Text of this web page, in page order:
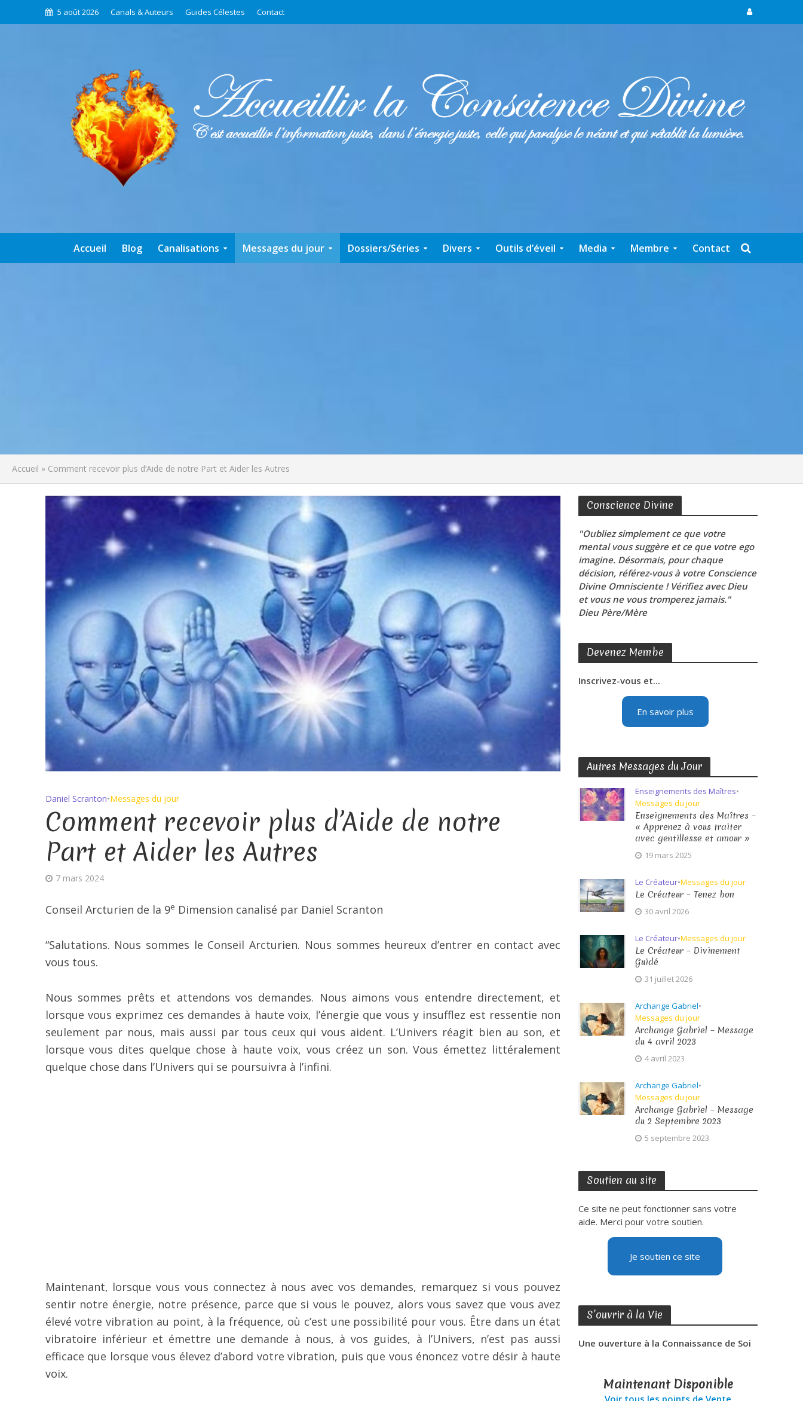
5 août 2026 Canals & Auteurs Guides Célestes Contact
Accueil Blog Canalisations Messages du jour Dossiers/Séries Divers Outils d’éveil Media Membre Contact
Accueil » Comment recevoir plus d’Aide de notre Part et Aider les Autres
Daniel Scranton•Messages du jour
Comment recevoir plus d’Aide de notre
Part et Aider les Autres
7 mars 2024
Conseil Arcturien de la 9e Dimension canalisé par Daniel Scranton
“Salutations. Nous sommes le Conseil Arcturien. Nous sommes heureux d’entrer en contact avec
vous tous.
Nous sommes prêts et attendons vos demandes. Nous aimons vous entendre directement, et
lorsque vous exprimez ces demandes à haute voix, l’énergie que vous y insufflez est ressentie non
seulement par nous, mais aussi par tous ceux qui vous aident. L’Univers réagit bien au son, et
lorsque vous dites quelque chose à haute voix, vous créez un son. Vous émettez littéralement
quelque chose dans l’Univers qui se poursuivra à l’infini.
Maintenant, lorsque vous vous connectez à nous avec vos demandes, remarquez si vous pouvez
sentir notre énergie, notre présence, parce que si vous le pouvez, alors vous savez que vous avez
élevé votre vibration au point, à la fréquence, où c’est une possibilité pour vous. Être dans un état
vibratoire inférieur et émettre une demande à nous, à vos guides, à l’Univers, n’est pas aussi
efficace que lorsque vous élevez d’abord votre vibration, puis que vous énoncez votre désir à haute
voix.
Conscience Divine
"Oubliez simplement ce que votre
mental vous suggère et ce que votre ego
imagine. Désormais, pour chaque
décision, référez-vous à votre Conscience
Divine Omnisciente ! Vérifiez avec Dieu
et vous ne vous tromperez jamais."
Dieu Père/Mère
Devenez Membe
Inscrivez-vous et...
En savoir plus
Autres Messages du Jour
Enseignements des Maîtres•
Messages du jour
Enseignements des Maîtres –
« Apprenez à vous traiter
avec gentillesse et amour »
19 mars 2025
Le Créateur•Messages du jour
Le Créateur – Tenez bon
30 avril 2026
Le Créateur•Messages du jour
Le Créateur – Divinement
Guidé
31 juillet 2026
Archange Gabriel•
Messages du jour
Archange Gabriel – Message
du 4 avril 2023
4 avril 2023
Archange Gabriel•
Messages du jour
Archange Gabriel – Message
du 2 Septembre 2023
5 septembre 2023
Soutien au site
Ce site ne peut fonctionner sans votre
aide. Merci pour votre soutien.
Je soutien ce site
S’ouvrir à la Vie
Une ouverture à la Connaissance de Soi
Maintenant Disponible
Voir tous les points de Vente